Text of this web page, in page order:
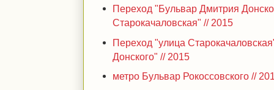
Переход "Бульвар Дмитрия
Старокачаловская" // 2015
Переход "улица
Донского" // 2015
метро Бульвар Рокоссовского //